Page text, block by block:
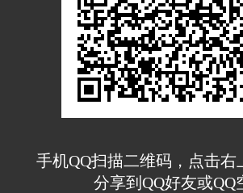
手机QQ扫描二维码，点击右
分享到QQ好友或QQ